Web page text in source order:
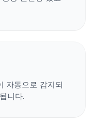
자동으로 감지되
니다.